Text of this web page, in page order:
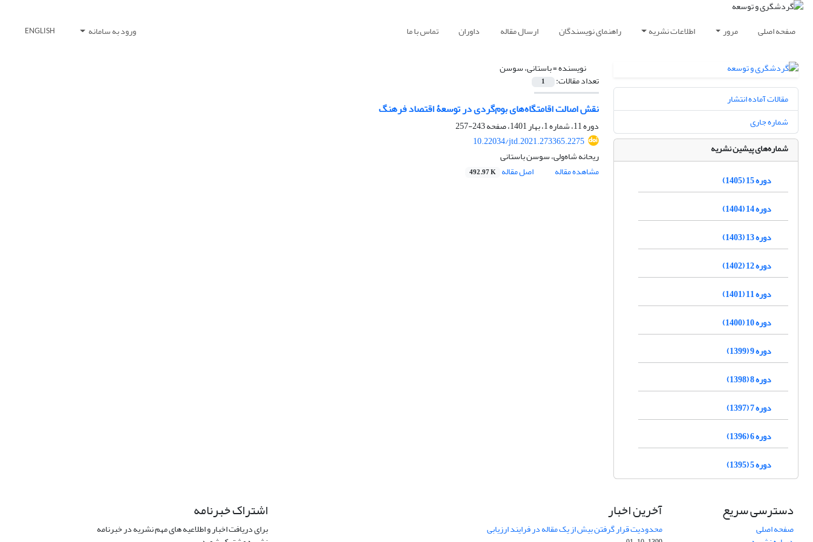
صفحه اصلی مرور اطلاعات نشریه راهنمای نویسندگان ارسال مقاله داوران تماس با ما ورود به سامانه ENGLISH
نویسنده =باستانی، سوسن
تعداد مقالات: 1
نقش اصالت اقامتگاه‏‌های بوم‌‏گردی در توسعۀ اقتصاد فرهنگ
دوره 11، شماره 1، بهار 1401، صفحه
243-257
10.22034/jtd.2021.273365.2275
ریحانه شاه‌ولی، سوسن باستانی
مشاهده مقاله
اصل مقاله 492.97 K
مقالات آماده انتشار
شماره جاری
شماره‌های پیشین نشریه
دوره 15 (1405)
دوره 14 (1404)
دوره 13 (1403)
دوره 12 (1402)
دوره 11 (1401)
دوره 10 (1400)
دوره 9 (1399)
دوره 8 (1398)
دوره 7 (1397)
دوره 6 (1396)
دوره 5 (1395)
دسترسی سریع
صفحه اصلی
آخرین اخبار
محدودیت قرار گرفتن بیش از یک مقاله در فرایند ارزیابی
اشتراک خبرنامه
برای دریافت اخبار و اطلاعیه های مهم نشریه در خبرنامه